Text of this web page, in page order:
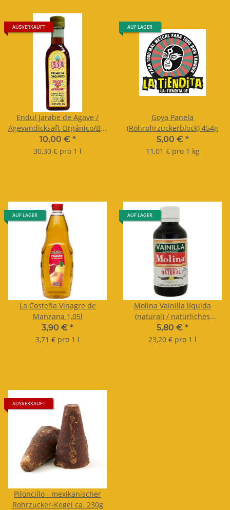
AUSVERKAUFT
Endul Jarabe de Agave /
Agevandicksaft Orgánico/Bio
330ml
10,00 € *
30,30 € pro 1 l
AUF LAGER
Goya Panela
(Rohrohrzuckerblock) 454g
5,00 € *
11,01 € pro 1 kg
AUF LAGER
La Costeña Vinagre de
Manzana 1,05l
3,90 € *
3,71 € pro 1 l
AUF LAGER
Molina Vainilla líquida
(natural) / natürliches
flüssiges Vanillearoma
(natürlich) 250ml
5,80 € *
23,20 € pro 1 l
AUSVERKAUFT
Piloncillo - mexikanischer
Rohrzucker-Kegel ca. 230g